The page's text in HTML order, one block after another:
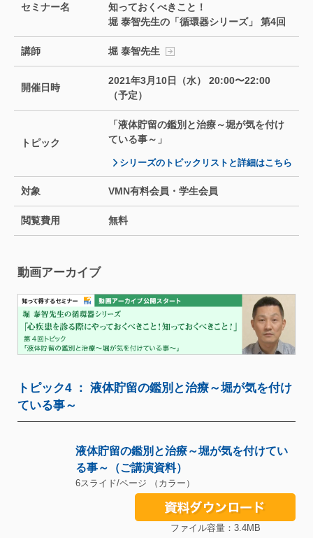
セミナー名
知っておくべきこと！
堀 泰智先生の「循環器シリーズ」 第4回
講師 堀 泰智先生
開催日時
2021年3月10日（水） 20:00〜22:00
（予定）
トピック
「液体貯留の鑑別と治療～堀が気を付け
ている事～」
シリーズのトピックリストと詳細はこちら
対象 VMN有料会員・学生会員
閲覧費用 無料
動画アーカイブ
トピック4 ： 液体貯留の鑑別と治療～堀が気を付け
ている事～
液体貯留の鑑別と治療～堀が気を付けてい
る事～（ご講演資料）
6スライド/ページ （カラー）
ファイル容量：3.4MB